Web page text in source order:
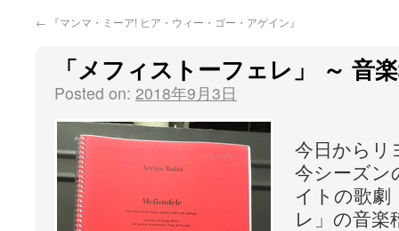
← 『マンマ・ミーア! ヒア・ウィー・ゴー・アゲイン』
「メフィストーフェレ」 ～ 音
Posted on: 2018年9月3日
今日からリ
今シーズン
イトの歌劇
レ」の音楽